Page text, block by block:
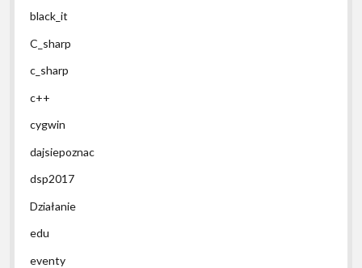
black_it
C_sharp
c_sharp
c++
cygwin
dajsiepoznac
dsp2017
Działanie
edu
eventy